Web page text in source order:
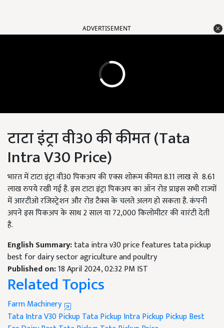
ADVERTISEMENT
टाटा इंट्रा वी30 की कीमत (Tata
Intra V30 Price)
भारत में टाटा इंट्रा वी30 पिकअप की एक्स शोरूम कीमत 8.11 लाख से 8.61
लाख रुपये रखी गई है. इस टाटा इंट्रा पिकअप का ऑन रोड प्राइस सभी राज्यों
में आरटीओ रजिस्ट्रेशन और रोड टैक्स के चलते अलग हो सकता है. कंपनी
अपने इस पिकअप के साथ 2 साल या 72,000 किलोमीटर की वारंटी देती
है.
English Summary:tata intra v30 price features tata pickup
best for dairy sector agriculture and poultry
Published on:18 April 2024, 02:32 PM IST
Related Topics
Farm Machinery
Tata Intra V30 PickupTata PickupIntra PickupPickup Best